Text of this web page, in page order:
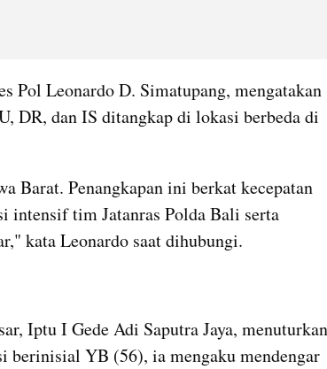
Pol Leonardo D. Simatupang, mengatakan
DR, dan IS ditangkap di lokasi berbeda di
Barat. Penangkapan ini berkat kecepatan
intensif tim Jatanras Polda Bali serta
kata Leonardo saat dihubungi.
Iptu I Gede Adi Saputra Jaya, menuturkan
berinisial YB (56), ia mengaku mendengar